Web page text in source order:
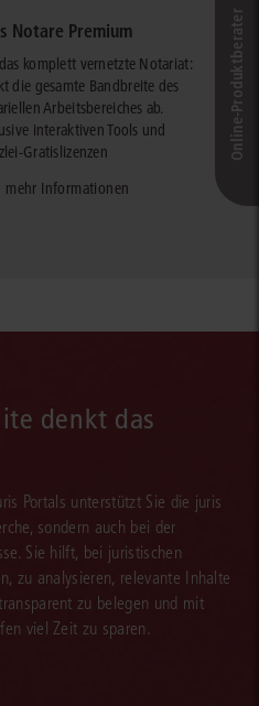
Notare Premium
komplett vernetzte Notariat:
die gesamte Bandbreite des
Arbeitsbereiches ab.
interaktiven Tools und
Gratislizenzen
mehr Informationen
denkt das
Portals unterstützt Sie die juris
sondern auch bei der
Sie hilft, bei juristischen
zu analysieren, relevante Inhalte
zu belegen und mit
viel Zeit zu sparen.
Online-Produkt­berater